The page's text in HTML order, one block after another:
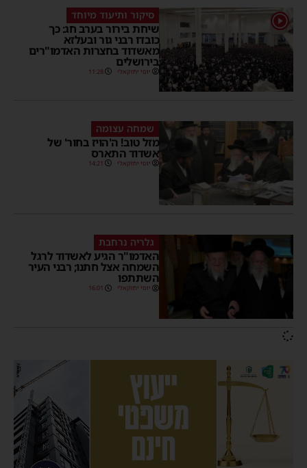
1 סיקור ותיעוד מיוחד
שיחת בירור בערב חג: כך
כובדו רבני גור ובעלזא
מאשדוד בחצרות האדמו"רים
בירושלים
יוסי יחזקאלי 11:28
שמחה עצומה
מזל טוב! ה'הויז בחור' של
אשדוד התארס
יוסי יחזקאלי 14:21
גלריה נרחבת
האדמו"ר הגיע לאשדוד לרגל
השמחה אצל חתנו; רבני העיר
השתתפו
יוסי יחזקאלי 16:01